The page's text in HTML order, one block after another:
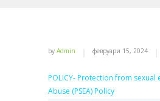
by Admin февруари 15, 2024
POLICY- Protection from
Abuse (PSEA) Policy